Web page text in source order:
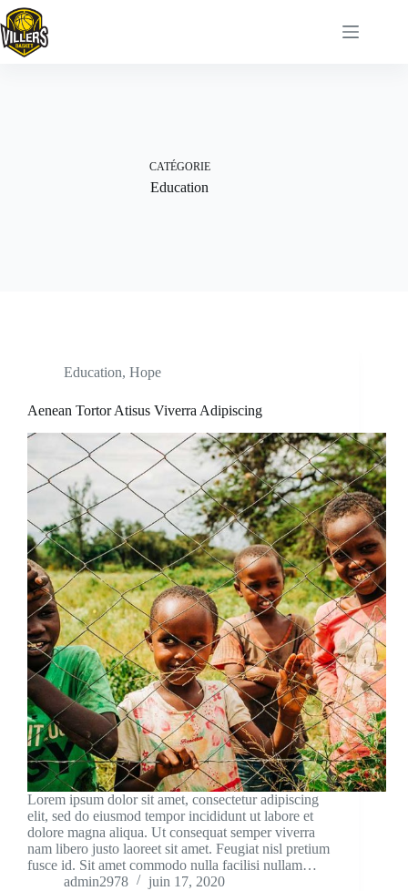
Passer
au
contenu
CATÉGORIE
Education
Education, Hope
Aenean Tortor Atisus Viverra Adipiscing
Lorem ipsum dolor sit amet, consectetur adipiscing
elit, sed do eiusmod tempor incididunt ut labore et
dolore magna aliqua. Ut consequat semper viverra
nam libero justo laoreet sit amet. Feugiat nisl pretium
fusce id. Sit amet commodo nulla facilisi nullam…
admin2978
juin 17, 2020